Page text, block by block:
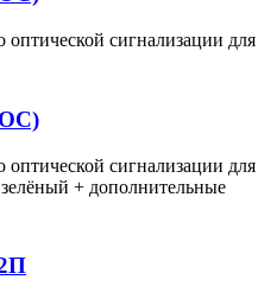
оптической сигнализации для
оптической сигнализации для
+ дополнительные